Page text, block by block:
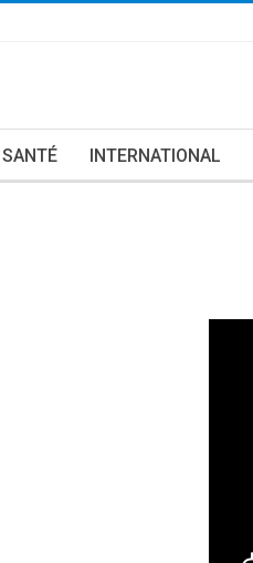
SANTÉ INTERNATIONAL